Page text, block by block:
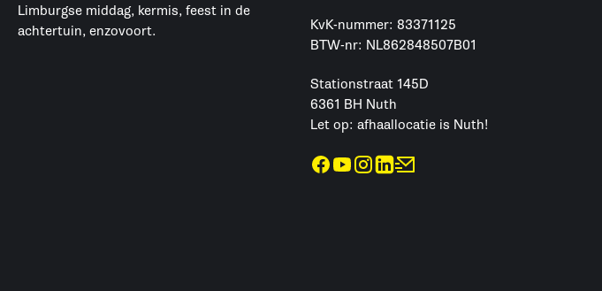
Limburgse middag, kermis, feest in de
achtertuin, enzovoort.
KvK-nummer: 83371125
BTW-nr: NL862848507B01
Stationstraat 145D
6361 BH Nuth
Let op: afhaallocatie is Nuth!